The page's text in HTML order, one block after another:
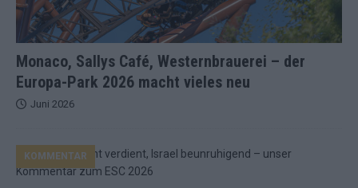
Monaco, Sallys Café, Westernbrauerei – der
Europa-Park 2026 macht vieles neu
Juni 2026
KOMMENTAR